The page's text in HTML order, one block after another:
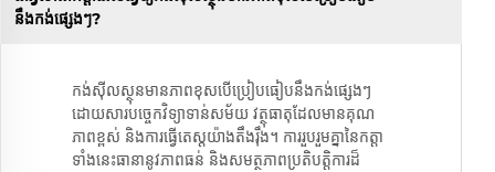
នឹងកង់ផ្សេងៗ?
កង់ស៊ីលស្ថុនមានភាពខុសបើប្រៀបធៀបនឹងកង់ផ្សេងៗ
ដោយសារបច្ចេកវិទ្យាទាន់សម័យ វត្ថុធាតុដែលមានគុណ
ភាពខ្ពស់ និងការធ្វើតេស្តយ៉ាងតឹងរ៉ឹង។ ការរួបរួមគ្នានៃកត្តា
ទាំងនេះធានានូវភាពធន់ និងសមត្ថភាពប្រតិបត្តិការដ៏